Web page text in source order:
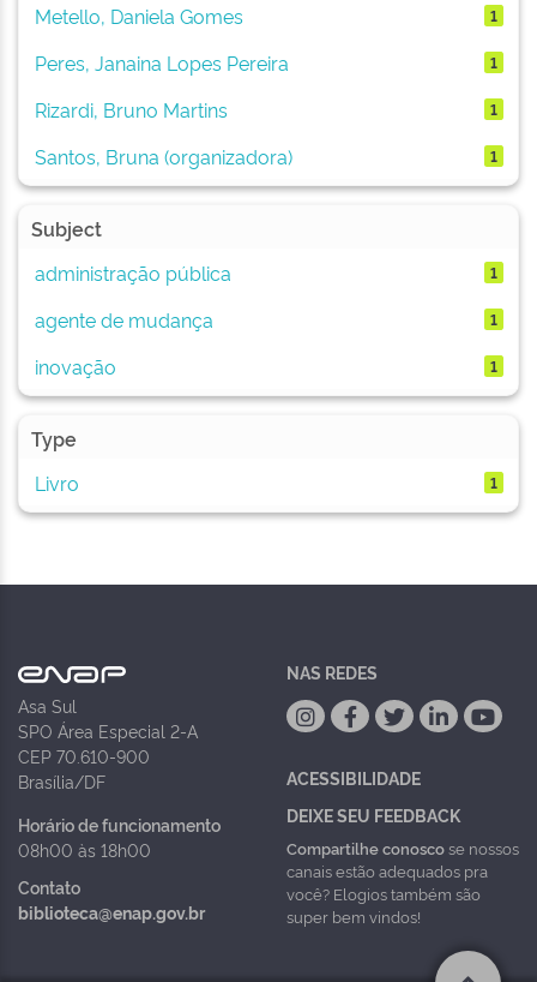
Metello, Daniela Gomes 1
Peres, Janaina Lopes Pereira 1
Rizardi, Bruno Martins 1
Santos, Bruna (organizadora) 1
Subject
administração pública
1
agente de mudança 1
inovação 1
Type
Livro
1
Asa Sul
SPO Área Especial 2-A
CEP 70.610-900
Brasília/DF
Horário de funcionamento
08h00 às 18h00
Contato
biblioteca@enap.gov.br
NAS REDES
ACESSIBILIDADE
DEIXE SEU FEEDBACK
Compartilhe conoscose nossos
canais estão adequados pra
você? Elogios também são
super bem vindos!